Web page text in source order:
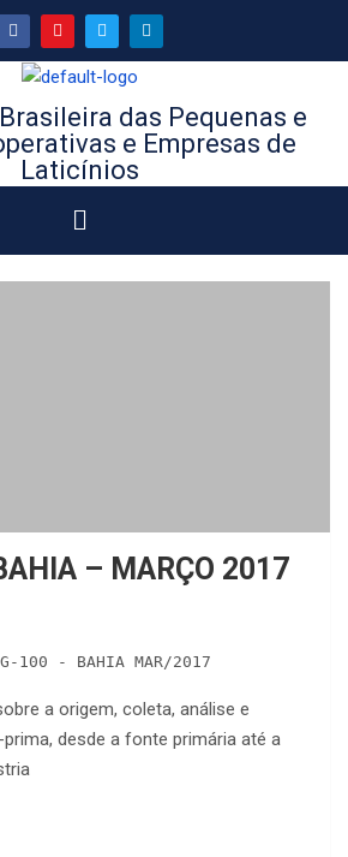
das Pequenas e
e Empresas de
Laticínios
– MARÇO 2017
100 - BAHIA MAR/2017
a origem, coleta, análise e
desde a fonte primária até a